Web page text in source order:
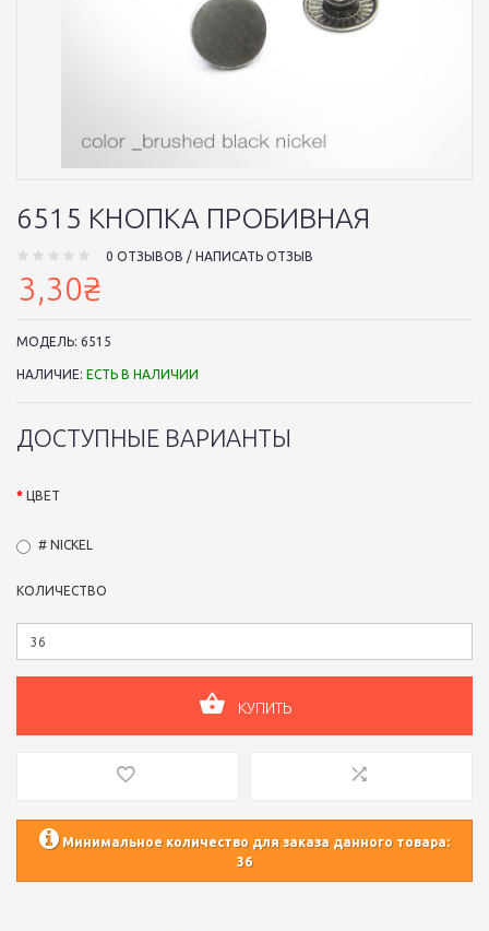
6515 КНОПКА ПРОБИВНАЯ
0 ОТЗЫВОВ / НАПИСАТЬ ОТЗЫВ
3,30₴
МОДЕЛЬ: 6515
НАЛИЧИЕ: ЕСТЬ В НАЛИЧИИ
ДОСТУПНЫЕ ВАРИАНТЫ
ЦВЕТ
# NICKEL
КОЛИЧЕСТВО
КУПИТЬ
Минимальное количество для заказа данного товара:
36